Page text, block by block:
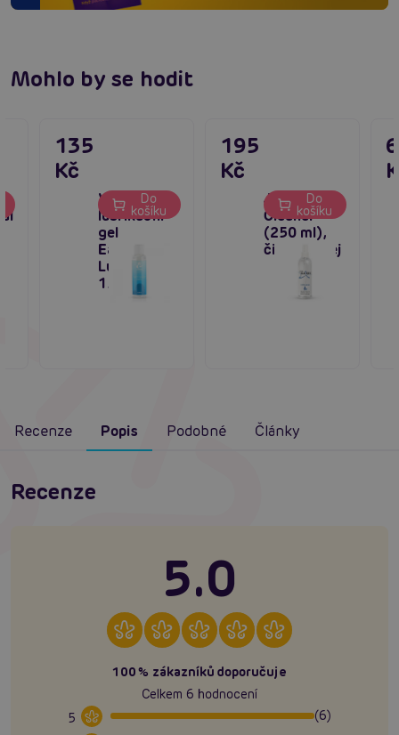
Mohlo by se hodit
Vodní
lubrikační
gel
EasyGlide
Lubricant
150 ml
135
Kč
Do
košíku
Just Glide
Cleaner
(250 ml),
čisticí sprej
195
Kč
Do
košíku
Recenze Popis Podobné Články
Recenze
5.0
100% zákazníků doporučuje
Celkem 6 hodnocení
5
(6)